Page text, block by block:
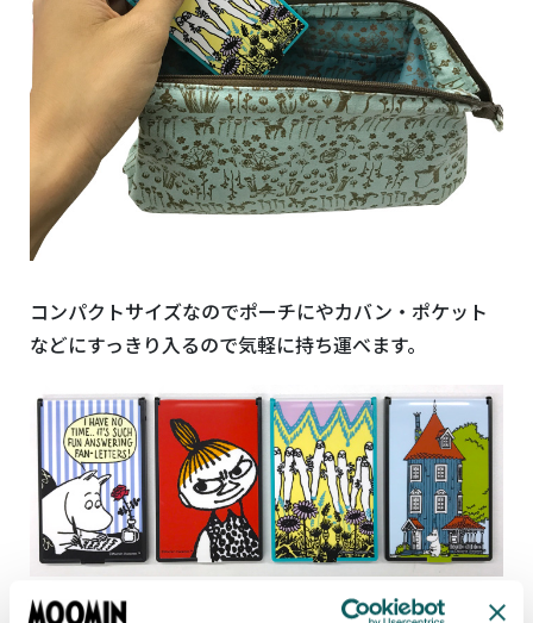
コンパクトサイズなのでポーチにやカバン・ポケット
などにすっきり入るので気軽に持ち運べます。